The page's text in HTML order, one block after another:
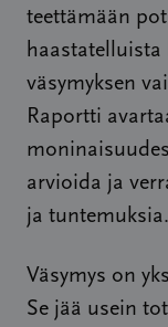
teettämään
väsymyksen
Raportti
arvioida ja
ja tuntemuksia.
Väsymys on
Se jää usein